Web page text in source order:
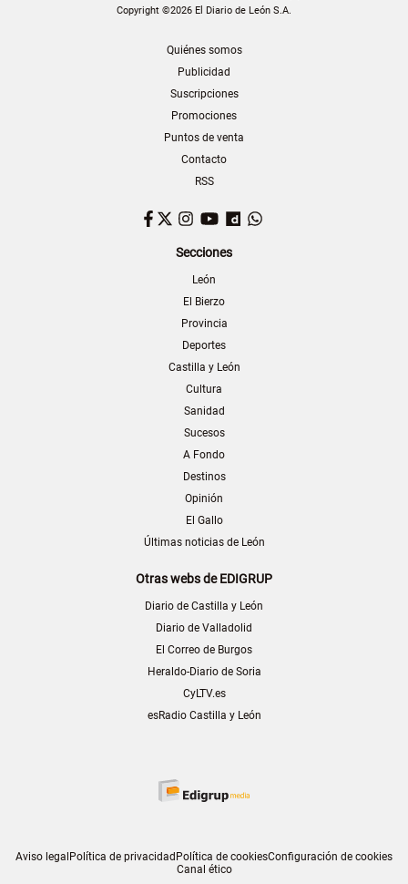
Copyright ©2026 El Diario de León S.A.
Quiénes somos
Publicidad
Suscripciones
Promociones
Puntos de venta
Contacto
RSS
Facebook
TwitterInstagram
YouTubeDailymotion
Secciones
León
El Bierzo
Provincia
Deportes
Castilla y León
Cultura
Sanidad
Sucesos
A Fondo
Destinos
Opinión
El Gallo
Últimas noticias de León
Otras webs de EDIGRUP
Diario de Castilla y León
Diario de Valladolid
El Correo de Burgos
Heraldo-Diario de Soria
CyLTV.es
esRadio Castilla y León
Aviso legal Política de privacidad Política de cookiesConfiguración de cookies
Canal ético